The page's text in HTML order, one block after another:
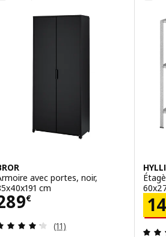
avec portes, noir,
cm
€
289€
Révision: 4.2 hors de 5
(11)